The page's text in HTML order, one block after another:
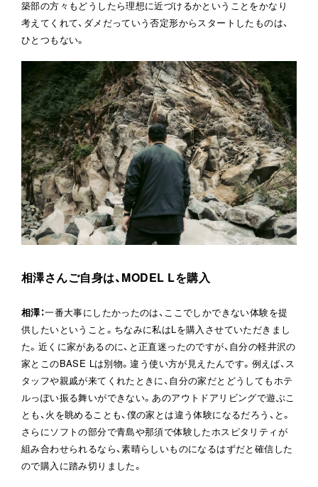
築部の方々もどうしたら理想に近づけるかということをかなり
考えてくれて、ダメだっていう否定形からスタートしたものは、
ひとつもない。
相澤さんご自身は、MODEL Lを購入
相澤：一番大事にしたかったのは、ここでしかできない体験を提
供したいということ。ちなみに私はLを購入させていただきまし
た。近くに家があるのに、と正直迷ったのですが、自分の軽井沢の
家とこのBASE Lは別物。違う使い方が見えたんです。例えば、ス
タッフや親戚が来てくれたときに、自分の家だとどうしてもホテ
ルっぽい振る舞いができない。あのアウトドアリビングで遊ぶこ
とも、火を眺めることも、僕の家とは違う体験になるだろう、と。
さらにソフトの部分で青島や那須で体験したホスピタリティが
組み合わせられるなら、素晴らしいものになるはずだと確信した
ので購入に踏み切りました。